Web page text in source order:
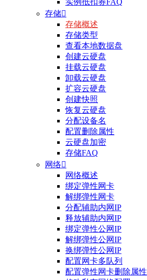
存储
存储概述
存储类型
查看本地数据盘
创建云硬盘
挂载云硬盘
卸载云硬盘
扩容云硬盘
创建快照
恢复云硬盘
分配设备名
配置删除属性
云硬盘加密
存储FAQ
网络
网络概述
绑定弹性网卡
解绑弹性网卡
分配辅助内网IP
释放辅助内网IP
绑定弹性公网IP
解绑弹性公网IP
换绑弹性公网IP
配置网卡多队列
配置弹性网卡删除属性